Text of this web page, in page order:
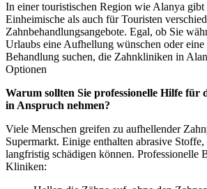
In einer touristischen Region wie Alanya
Einheimische als auch für Touristen
Zahnbehandlungsangebote. Egal, ob Sie
Urlaubs eine Aufhellung wünschen oder
Behandlung suchen, die Zahnkliniken in
Optionen
Warum sollten Sie professionelle Hilfe für
in Anspruch nehmen?
Viele Menschen greifen zu aufhellender
Supermarkt. Einige enthalten abrasive
langfristig schädigen können. Professionelle
Kliniken: